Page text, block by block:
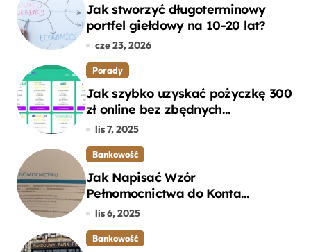
Jak stworzyć długoterminowy
portfel giełdowy na 10-20 lat?
cze 23, 2026
Porady
Jak szybko uzyskać pożyczkę 300
zł online bez zbędnych
formalności?
lis 7, 2025
Bankowość
Jak Napisać Wzór
Pełnomocnictwa do Konta
Bankowego – Praktyczny
lis 6, 2025
Bankowość